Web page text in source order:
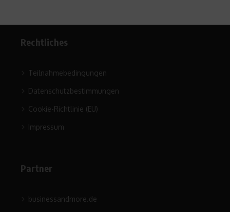
Rechtliches
Teilnahmebedingungen
Datenschutzbestimmungen
Cookie-Richtlinie (EU)
Impressum
Partner
businessandmore.de